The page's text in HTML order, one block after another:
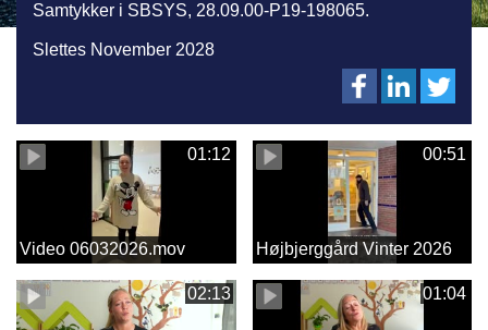
Samtykker i SBSYS, 28.09.00-P19-198065.
Slettes November 2028
01:12
Video 06032026.mov
00:51
Højbjerggård Vinter 2026
02:13 01:04